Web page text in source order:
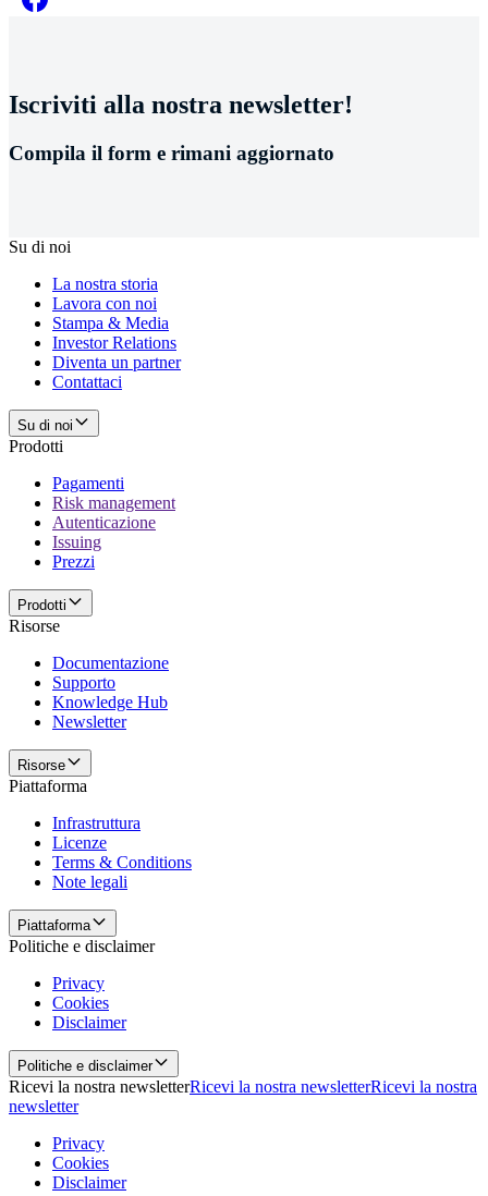
Iscriviti alla nostra newsletter!
Compila il form e rimani aggiornato
Su di noi
La nostra storia
Lavora con noi
Stampa & Media
Investor Relations
Diventa un partner
Contattaci
Su di noi
Prodotti
Pagamenti
Risk management
Autenticazione
Issuing
Prezzi
Prodotti
Risorse
Documentazione
Supporto
Knowledge Hub
Newsletter
Risorse
Piattaforma
Infrastruttura
Licenze
Terms & Conditions
Note legali
Piattaforma
Politiche e disclaimer
Privacy
Cookies
Disclaimer
Politiche e disclaimer
Ricevi la nostra newsletterRicevi la nostra newsletterRicevi la nostra
newsletter
Privacy
Cookies
Disclaimer